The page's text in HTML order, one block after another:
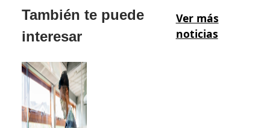
También te puede
interesar
Ver más
noticias